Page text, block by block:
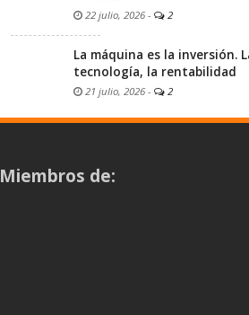
22 julio, 2026 - 2
La máquina es la inversión.
tecnología, la rentabilidad
21 julio, 2026 - 2
Miembros de: